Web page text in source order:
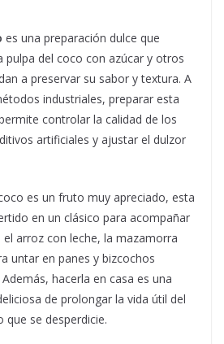
es una preparación dulce que
pulpa del coco con azúcar y otros
a preservar su sabor y textura. A
industriales, preparar esta
controlar la calidad de los
artificiales y ajustar el dulzor
es un fruto muy apreciado, esta
en un clásico para acompañar
arroz con leche, la mazamorra
untar en panes y bizcochos
hacerla en casa es una
de prolongar la vida útil del
se desperdicie.